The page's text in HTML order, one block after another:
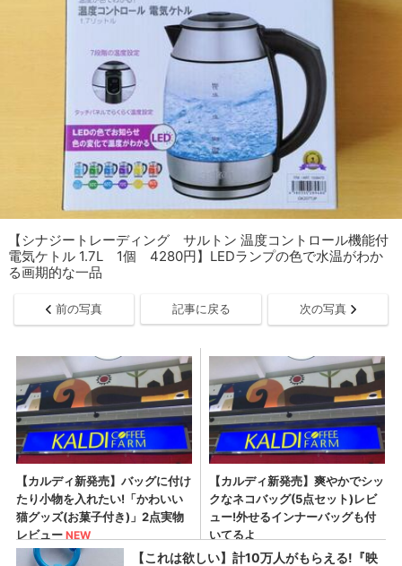
【シナジートレーディング サルトン 温度コントロール機能付
電気ケトル 1.7L 1個 4280円】LEDランプの色で水温がわか
る画期的な一品
前の写真 記事に戻る 次の写真